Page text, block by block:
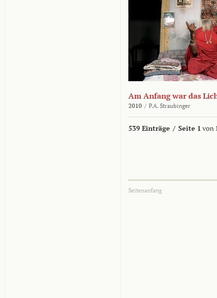
Am Anfang war das
2010 / P.A. Straubinger
539 Einträge / Seite 1 von
Seitenanfang